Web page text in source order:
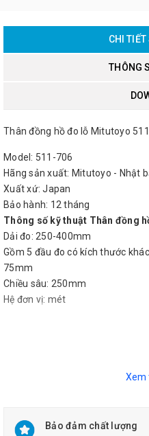
CHI
THÔNG
Thân đồng hồ đo lỗ Mitutoyo
Model: 511-706
Hãng sản xuất: Mitutoyo - Nhật
Xuất xứ: Japan
Bảo hành: 12 tháng
Thông số kỹ thuật Thân đồng
Dải đo: 250-400mm
Gồm 5 đầu đo có kích thước
75mm
Chiều sâu: 250mm
Hệ đơn vị: mét
Xem
Bảo đảm chất lượng